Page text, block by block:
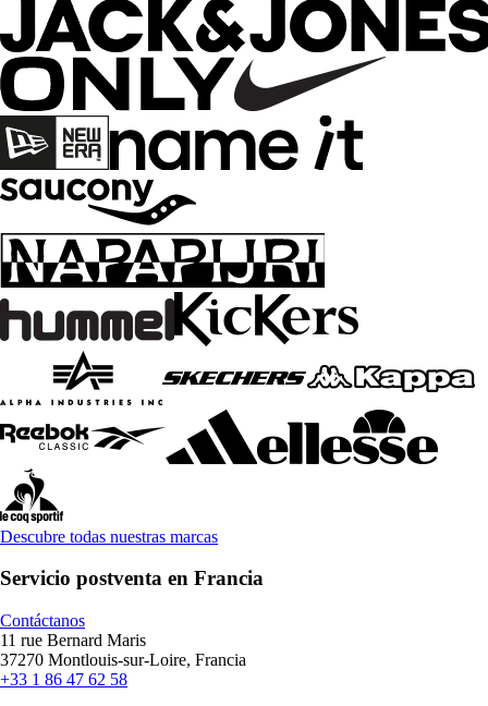
Descubre todas nuestras marcas
Servicio postventa en Francia
Contáctanos
11 rue Bernard Maris
37270 Montlouis-sur-Loire, Francia
+33 1 86 47 62 58